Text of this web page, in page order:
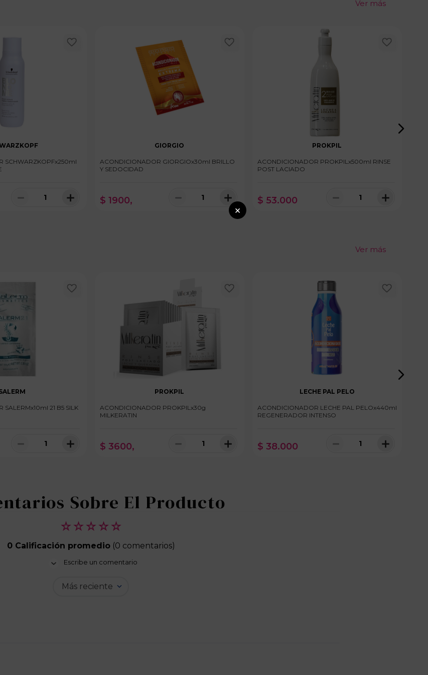
Ver más
＋
－
GIORGIO
ACONDICIONADOR GIORGIOx30ml BRILLO
Y SEDOCIDAD
$ 1900, ＋
－
PROKPIL
ACONDICIONADOR PROKPILx500ml RINSE
POST LACIADO
$ 53.000 ＋
－
Ver más
SALERMx10ml 21 B5 SILK
＋
－
PROKPIL
ACONDICIONADOR PROKPILx30g
MILKERATIN
$ 3600, ＋
－
LECHE PAL PELO
ACONDICIONADOR LECHE PAL PELOx440ml
REGENERADOR INTENSO
$ 38.000 ＋
－
☆ ☆ ☆ ☆ ☆
0 Calificación promedio (0 comentarios)
Escribe un comentario
Más reciente